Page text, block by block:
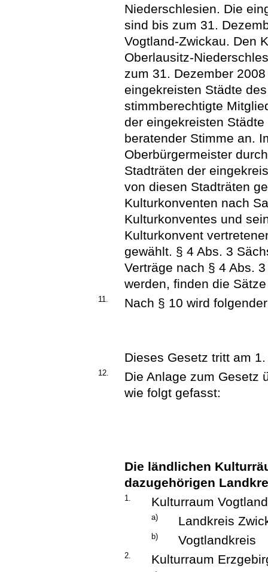
Niederschlesien. Die
sind bis zum 31.
Vogtland-Zwickau. Den
Oberlausitz-
zum 31. Dezember
eingekreisten Städte
stimmberechtigte
der eingekreisten
beratender Stimme an.
Oberbürgermeister
Stadträten der
von diesen Stadträten
Kulturkonventen nach
Kulturkonventes und
Kulturkonvent
gewählt. § 4 Abs. 3
Verträge nach § 4 Abs.
werden, finden die
11. Nach § 10 wird
Dieses Gesetz tritt am
12.
Die Anlage zum Gesetz
wie folgt gefasst:
Die ländlichen
dazugehörigen
1. Kulturraum
a) Landkreis
b) Vogtlandkreis
2. Kulturraum